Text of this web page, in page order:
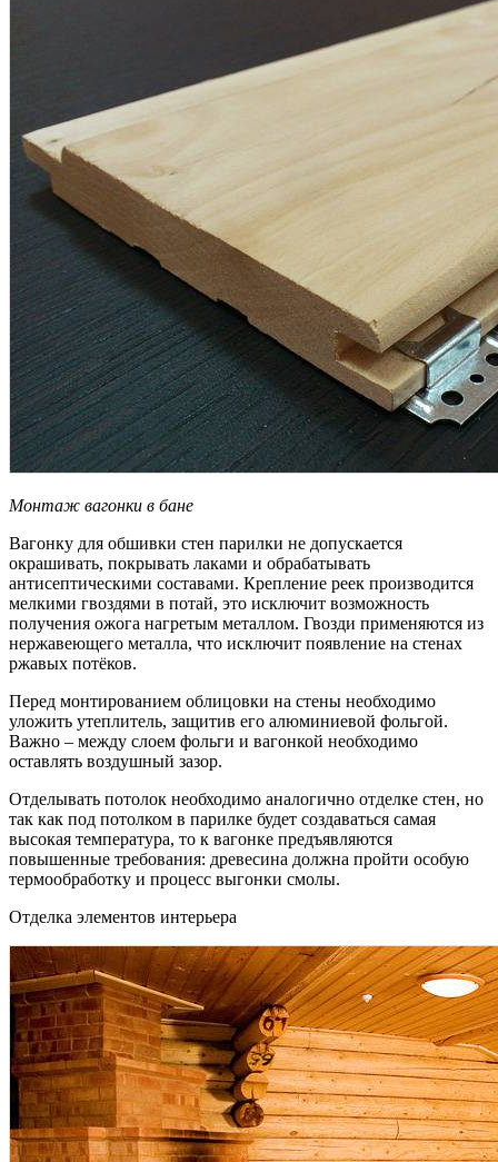
Монтаж вагонки в бане
Вагонку для обшивки стен парилки не допускается
окрашивать, покрывать лаками и обрабатывать
антисептическими составами. Крепление реек производится
мелкими гвоздями в потай, это исключит возможность
получения ожога нагретым металлом. Гвозди применяются из
нержавеющего металла, что исключит появление на стенах
ржавых потёков.
Перед монтированием облицовки на стены необходимо
уложить утеплитель, защитив его алюминиевой фольгой.
Важно – между слоем фольги и вагонкой необходимо
оставлять воздушный зазор.
Отделывать потолок необходимо аналогично отделке стен, но
так как под потолком в парилке будет создаваться самая
высокая температура, то к вагонке предъявляются
повышенные требования: древесина должна пройти особую
термообработку и процесс выгонки смолы.
Отделка элементов интерьера